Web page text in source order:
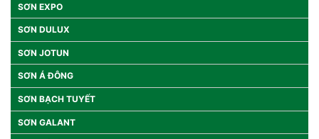
SƠN EXPO
SƠN DULUX
SƠN JOTUN
SƠN Á ĐÔNG
SƠN BẠCH TUYẾT
SƠN GALANT